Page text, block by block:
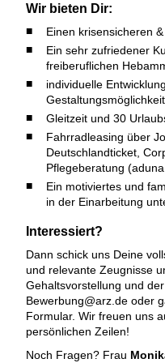
Wir bieten Dir:
Einen krisensicheren
Ein sehr zufriedener
freiberuflichen
individuelle
Gleitzeit und 30
Fahrradleasing über
Deutschlandticket,
Pflegeberatung
Ein motiviertes und
in der Einarbeitung
Interessiert?
Dann schick uns Deine
und relevante Zeugnisse
Gehaltsvorstellung und
Bewerbung@arz.de oder
Formular. Wir freuen uns
persönlichen Zeilen!
Noch Fragen? Frau